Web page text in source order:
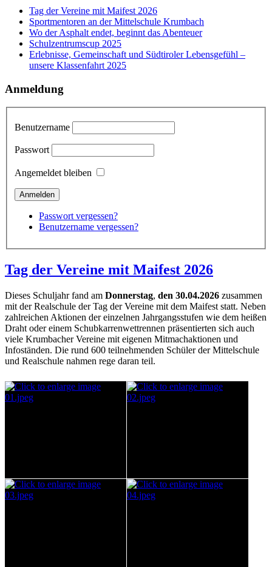
Tag der Vereine mit Maifest 2026
Sportmentoren an der Mittelschule Krumbach
Wo der Asphalt endet, beginnt das Abenteuer
Schulzentrumscup 2025
Erlebnisse, Gemeinschaft und Südtiroler Lebensgefühl –
unsere Klassenfahrt 2025
Anmeldung
Benutzername
Passwort
Angemeldet bleiben
Passwort vergessen?
Benutzername vergessen?
Tag der Vereine mit Maifest 2026
Dieses Schuljahr fand am Donnerstag, den 30.04.2026 zusammen
mit der Realschule der Tag der Vereine mit dem Maifest statt. Neben
zahlreichen Aktionen der einzelnen Jahrgangsstufen wie dem heißen
Draht oder einem Schubkarrenwettrennen präsentierten sich auch
viele Krumbacher Vereine mit eigenen Mitmachaktionen und
Infoständen. Die rund 600 teilnehmenden Schüler der Mittelschule
und Realschule nahmen rege daran teil.